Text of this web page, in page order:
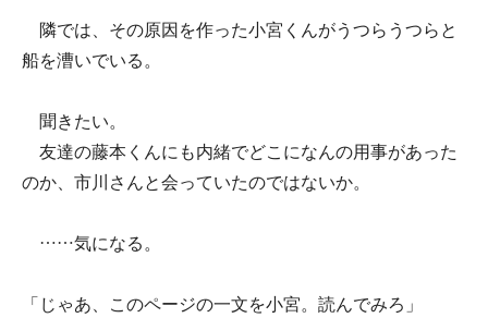
隣では、その原因を作った小宮くんがうつらうつらと
船を漕いでいる。
聞きたい。
友達の藤本くんにも内緒でどこになんの用事があった
のか、市川さんと会っていたのではないか。
……気になる。
「じゃあ、このページの一文を小宮。読んでみろ」